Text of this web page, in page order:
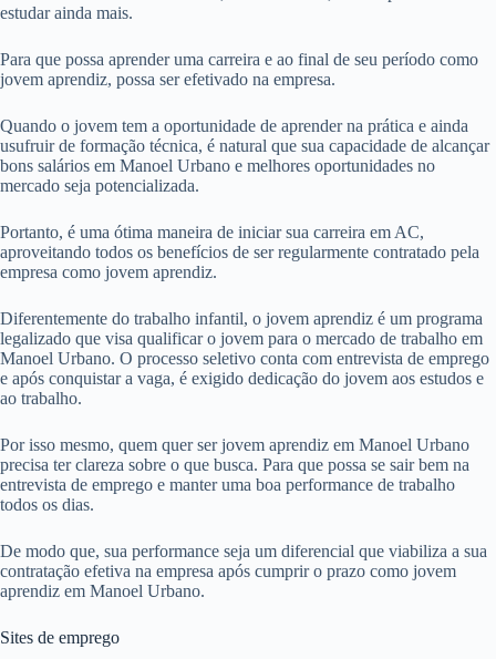
estudar ainda mais.
Para que possa aprender uma carreira e ao final de seu período como
jovem aprendiz, possa ser efetivado na empresa.
Quando o jovem tem a oportunidade de aprender na prática e ainda
usufruir de formação técnica, é natural que sua capacidade de alcançar
bons salários em Manoel Urbano e melhores oportunidades no
mercado seja potencializada.
Portanto, é uma ótima maneira de iniciar sua carreira em AC,
aproveitando todos os benefícios de ser regularmente contratado pela
empresa como jovem aprendiz.
Diferentemente do trabalho infantil, o jovem aprendiz é um programa
legalizado que visa qualificar o jovem para o mercado de trabalho em
Manoel Urbano. O processo seletivo conta com entrevista de emprego
e após conquistar a vaga, é exigido dedicação do jovem aos estudos e
ao trabalho.
Por isso mesmo, quem quer ser jovem aprendiz em Manoel Urbano
precisa ter clareza sobre o que busca. Para que possa se sair bem na
entrevista de emprego e manter uma boa performance de trabalho
todos os dias.
De modo que, sua performance seja um diferencial que viabiliza a sua
contratação efetiva na empresa após cumprir o prazo como jovem
aprendiz em Manoel Urbano.
Sites de emprego